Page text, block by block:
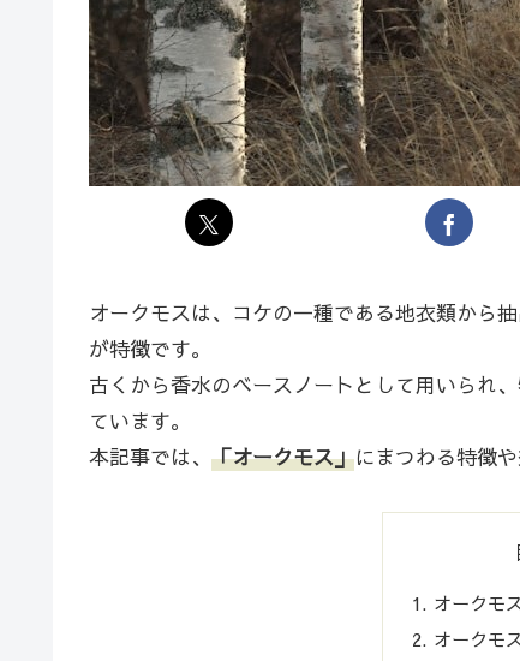
オークモスは、コケの一種である地衣類から抽
が特徴です。
古くから香水のベースノートとして用いられ
ています。
本記事では、 「オークモス」にまつわる特徴
オークモ
オークモ